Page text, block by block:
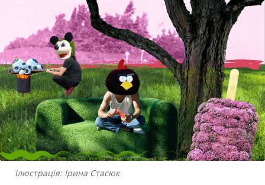
Ілюстрація: Ірина Стасюк